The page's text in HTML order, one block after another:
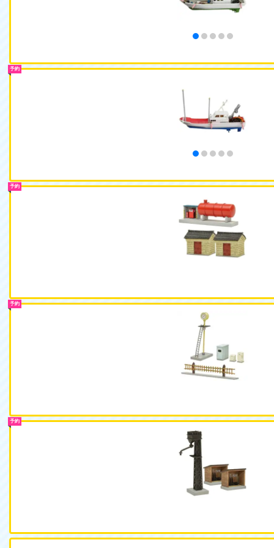
予約
予約
予約
予約